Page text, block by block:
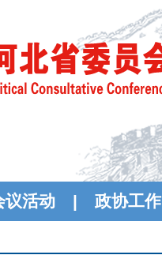
议活动 | 政协工作